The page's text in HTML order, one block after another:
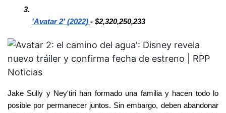
'Avatar 2' (2022) - $2,320,250,233
Jake Sully y Ney'tiri han formado una familia y hacen todo lo
posible por permanecer juntos. Sin embargo, deben abandonar